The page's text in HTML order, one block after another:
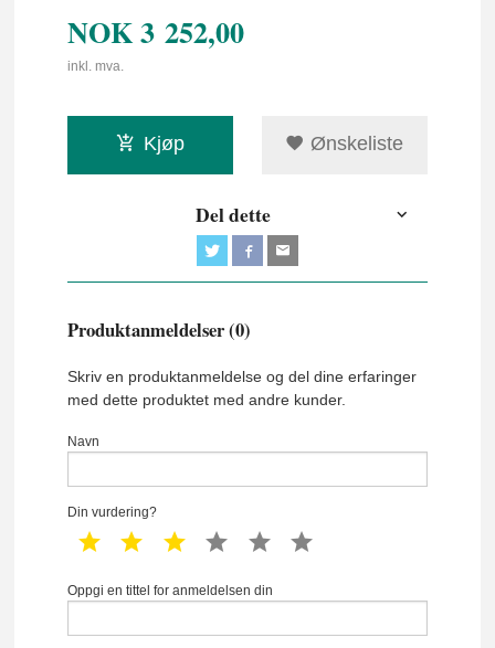
NOK3 252,00
inkl. mva.
Kjøp Ønskeliste
Del dette
Produktanmeldelser (0)
Skriv en produktanmeldelse og del dine erfaringer
med dette produktet med andre kunder.
Navn
Din vurdering?
1 star 2 star 3 star 4 star 5 star
Oppgi en tittel for anmeldelsen din